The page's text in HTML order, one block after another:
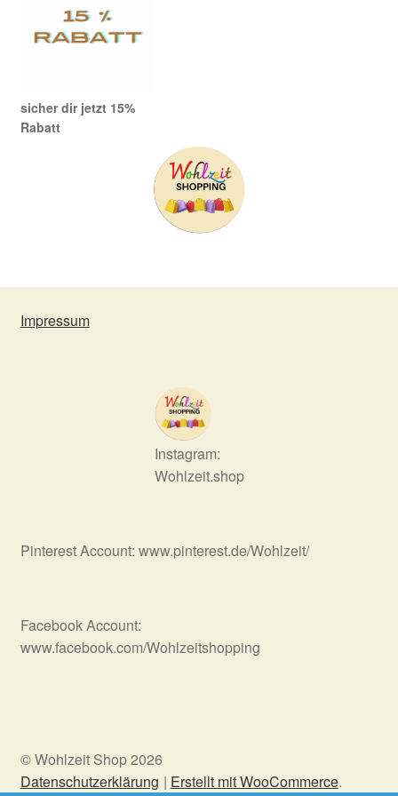
sicher dir jetzt 15%
Rabatt
Impressum
Instagram:
Wohlzeit.shop
Pinterest Account: www.pinterest.de/Wohlzeit/
Facebook Account:
www.facebook.com/Wohlzeitshopping
© Wohlzeit Shop 2026
Datenschutzerklärung
Erstellt mit WooCommerce.